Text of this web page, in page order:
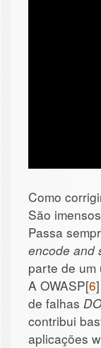
Como
São
Passa
encode and
parte de um
A OWASP[6
de falhas
contribui
aplicações